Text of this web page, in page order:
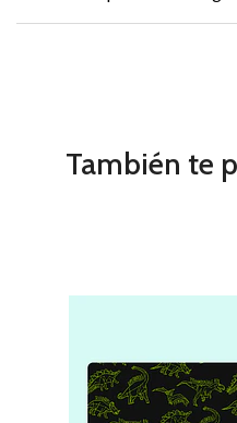
También te